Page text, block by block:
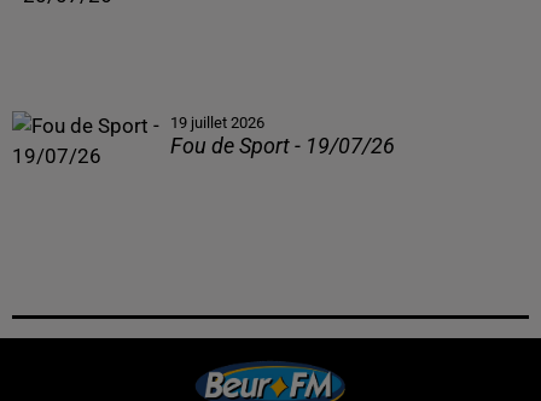
19 juillet 2026
Fou de Sport - 19/07/26